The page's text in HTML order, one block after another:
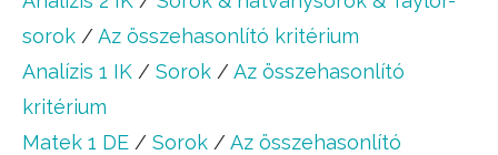
sorok / Az összehasonlító kritérium
Analízis 1 IK / Sorok / Az összehasonlító
kritérium
Matek 1 DE / Sorok / Az összehasonlító